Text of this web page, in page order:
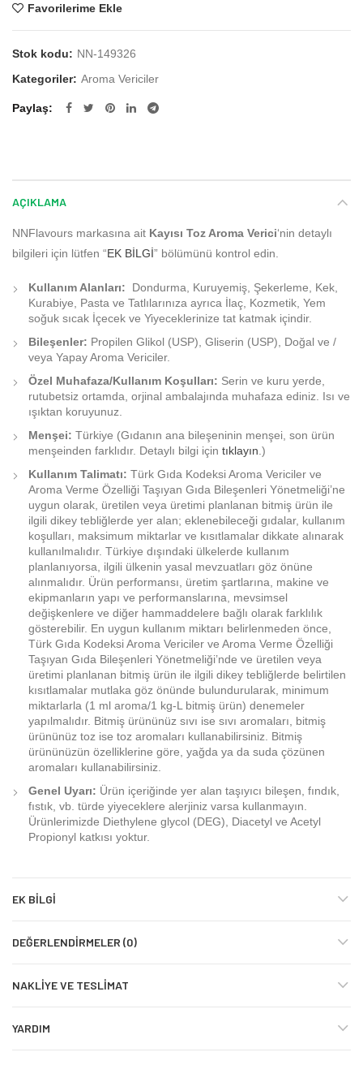
Favorilerime Ekle
Stok kodu: NN-149326
Kategoriler: Aroma Vericiler
Paylaş
AÇIKLAMA
NNFlavours markasına ait Kayısı Toz Aroma Verici‘nin detaylı
bilgileri için lütfen “EK BİLGİ” bölümünü kontrol edin.
Kullanım Alanları: Dondurma, Kuruyemiş, Şekerleme, Kek,
Kurabiye, Pasta ve Tatlılarınıza ayrıca İlaç, Kozmetik, Yem
soğuk sıcak İçecek ve Yiyeceklerinize tat katmak içindir.
Bileşenler: Propilen Glikol (USP), Gliserin (USP), Doğal ve /
veya Yapay Aroma Vericiler.
Özel Muhafaza/Kullanım Koşulları: Serin ve kuru yerde,
rutubetsiz ortamda, orjinal ambalajında muhafaza ediniz. Isı ve
ışıktan koruyunuz.
Menşei: Türkiye (Gıdanın ana bileşeninin menşei, son ürün
menşeinden farklıdır. Detaylı bilgi için tıklayın .)
Kullanım Talimatı: Türk Gıda Kodeksi Aroma Vericiler ve
Aroma Verme Özelliği Taşıyan Gıda Bileşenleri Yönetmeliği’ne
uygun olarak, üretilen veya üretimi planlanan bitmiş ürün ile
ilgili dikey tebliğlerde yer alan; eklenebileceği gıdalar, kullanım
koşulları, maksimum miktarlar ve kısıtlamalar dikkate alınarak
kullanılmalıdır. Türkiye dışındaki ülkelerde kullanım
planlanıyorsa, ilgili ülkenin yasal mevzuatları göz önüne
alınmalıdır. Ürün performansı, üretim şartlarına, makine ve
ekipmanların yapı ve performanslarına, mevsimsel
değişkenlere ve diğer hammaddelere bağlı olarak farklılık
gösterebilir. En uygun kullanım miktarı belirlenmeden önce,
Türk Gıda Kodeksi Aroma Vericiler ve Aroma Verme Özelliği
Taşıyan Gıda Bileşenleri Yönetmeliği’nde ve üretilen veya
üretimi planlanan bitmiş ürün ile ilgili dikey tebliğlerde belirtilen
kısıtlamalar mutlaka göz önünde bulundurularak, minimum
miktarlarla (1 ml aroma/1 kg-L bitmiş ürün) denemeler
yapılmalıdır. Bitmiş ürününüz sıvı ise sıvı aromaları, bitmiş
ürününüz toz ise toz aromaları kullanabilirsiniz. Bitmiş
ürününüzün özelliklerine göre, yağda ya da suda çözünen
aromaları kullanabilirsiniz.
Genel Uyarı: Ürün içeriğinde yer alan taşıyıcı bileşen, fındık,
fıstık, vb. türde yiyeceklere alerjiniz varsa kullanmayın.
Ürünlerimizde Diethylene glycol (DEG), Diacetyl ve Acetyl
Propionyl katkısı yoktur.
EK BILGI
DEĞERLENDIRMELER (0)
NAKLIYE VE TESLIMAT
YARDIM